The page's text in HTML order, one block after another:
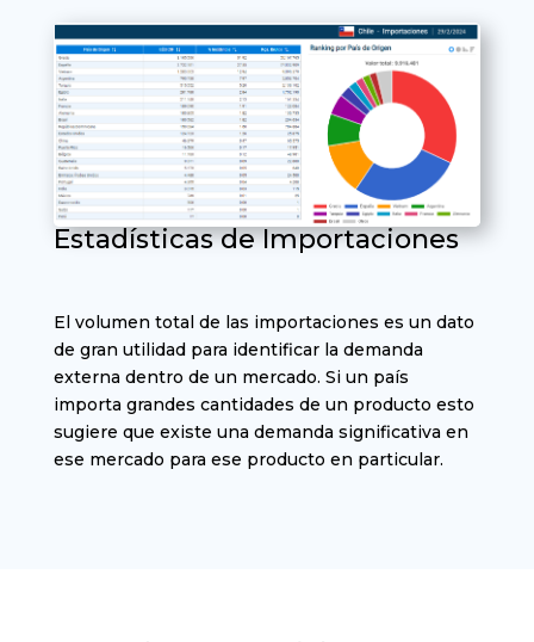
Estadísticas de Importaciones
El volumen total de las importaciones es un dato
de gran utilidad para identificar la demanda
externa dentro de un mercado. Si un país
importa grandes cantidades de un producto esto
sugiere que existe una demanda significativa en
ese mercado para ese producto en particular.